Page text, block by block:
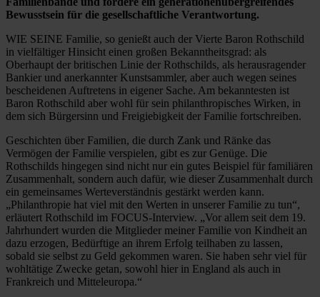
Bewusstsein für die gesellschaftliche Verantwortung.
WIE SEINE Familie, so genießt auch der Vierte Baron Rothschild
in vielfältiger Hinsicht einen großen Bekanntheitsgrad: als
Oberhaupt der britischen Linie der Rothschilds, als herausragender
Bankier und anerkannter Kunstsammler, aber auch wegen seines
bescheidenen Auftretens in eigener Sache. Am bekanntesten ist
Baron Rothschild aber wohl für sein philanthropisches Wirken, in
dem sich Bürgersinn und Freigiebigkeit der Familie fortschreiben.
Geschichten über Familien, die durch Zank und Ränke das
Vermögen der Familie verspielen, gibt es zur Genüge. Die
Rothschilds hingegen sind nicht nur ein gutes Beispiel für familiären
Zusammenhalt, sondern auch dafür, wie dieser Zusammenhalt durch
ein gemeinsames Werteverständnis gestärkt werden kann.
„Philanthropie hat viel mit den Werten in unserer Familie zu tun“,
erläutert Rothschild im FOCUS-Interview. „Vor allem seit dem 19.
Jahrhundert wurden die Mitglieder meiner Familie von Kindheit an
dazu erzogen, Bedürftige an ihrem Erfolg teilhaben zu lassen,
sobald sie selbst zu Geld gekommen waren. Sie haben sehr viel für
wohltätige Zwecke getan, sowohl hier in England als auch in
Frankreich und Mitteleuropa.“